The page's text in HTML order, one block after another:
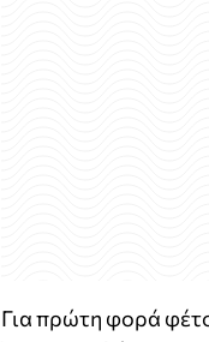
Για πρώτη φορά